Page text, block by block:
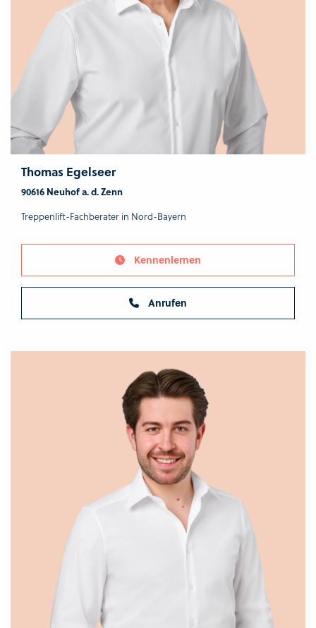
Thomas Egelseer
90616 Neuhof a. d. Zenn
Treppenlift-Fachberater in Nord-Bayern
Kennenlernen
Anrufen